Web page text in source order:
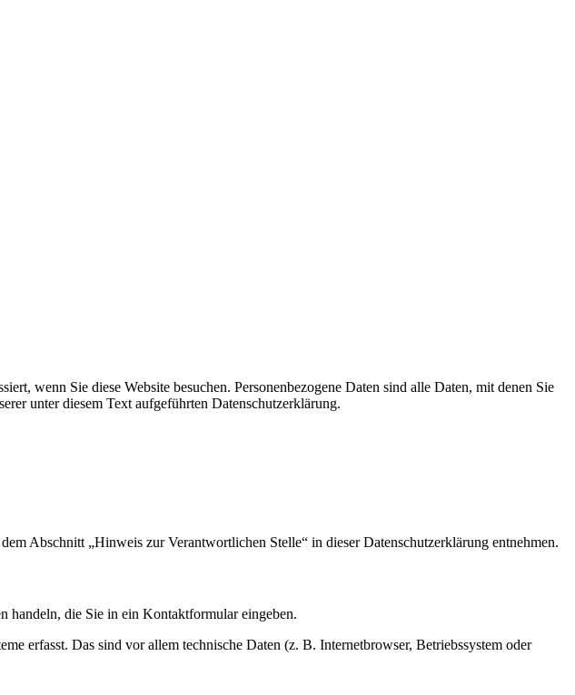
wenn Sie diese Website besuchen. Personenbezogene Daten sind alle Daten, mit denen Sie
unter diesem Text aufgeführten Datenschutzerklärung.
Abschnitt „Hinweis zur Verantwortlichen Stelle“ in dieser Datenschutzerklärung entnehmen.
handeln, die Sie in ein Kontaktformular eingeben.
erfasst. Das sind vor allem technische Daten (z. B. Internetbrowser, Betriebssystem oder